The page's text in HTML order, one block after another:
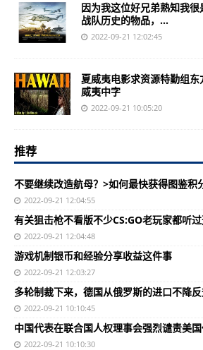
因为我这位好兄弟熟知我
战队历史的物品，...
2022-09-21 12:02:45
夏威夷电影求资源特勤组
威夷中字
2022-09-21 10:05:20
推荐
不要继续改造航母？>如何最快获得图鉴积
2022-09-21 12:04:55
有关狙击枪不看版不少CS:GO老玩家都听
2022-09-21 12:04:48
游戏机制银币和经验分享收益这件事
2022-09-21 12:03:27
多轮制裁下来，德国从俄罗斯的进口不降反
2022-09-21 10:10:45
中国代表在联合国人权理事会强烈谴责美
2022-09-21 10:10:30